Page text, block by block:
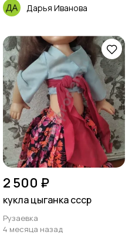
Дарья Иванова
2 500 ₽
кукла цыганка ссср
Рузаевка
4 месяца назад